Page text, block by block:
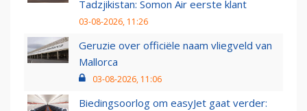
Tadzjikistan: Somon Air eerste klant
03-08-2026, 11:26
Geruzie over officiële naam vliegveld van
Mallorca
03-08-2026, 11:06
Biedingsoorlog om easyJet gaat verder: